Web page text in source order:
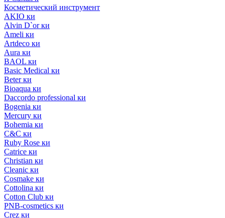
Косметический инструмент
AKIO ки
Alvin D`or ки
Ameli ки
Artdeco ки
Aura ки
BAOL ки
Basic Medical ки
Beter ки
Bioaqua ки
Daccordo professional ки
Bogenia ки
Mercury ки
Bohemia ки
C&C ки
Ruby Rose ки
Catrice ки
Christian ки
Cleanic ки
Cosmake ки
Cottolina ки
Cotton Club ки
PNB-cosmetics ки
Crez ки